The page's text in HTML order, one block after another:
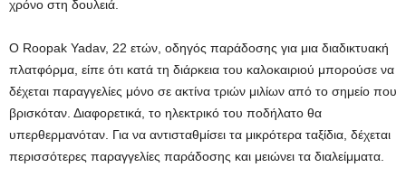
χρόνο στη δουλειά.
Ο Roopak Yadav, 22 ετών, οδηγός παράδοσης για μια διαδικτυακή
πλατφόρμα, είπε ότι κατά τη διάρκεια του καλοκαιριού μπορούσε να
δέχεται παραγγελίες μόνο σε ακτίνα τριών μιλίων από το σημείο που
βρισκόταν. Διαφορετικά, το ηλεκτρικό του ποδήλατο θα
υπερθερμανόταν. Για να αντισταθμίσει τα μικρότερα ταξίδια, δέχεται
περισσότερες παραγγελίες παράδοσης και μειώνει τα διαλείμματα.